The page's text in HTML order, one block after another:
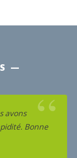
—
“
moment
dans la